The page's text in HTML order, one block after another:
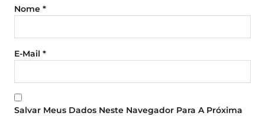
Nome *
E-Mail *
Salvar Meus Dados Neste Navegador Para A Próxima